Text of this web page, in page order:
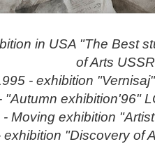
in USA "The Best
of Arts
- exhibition
"Autumn exhibition'96"
Moving exhibition
exhibition "Discovery of